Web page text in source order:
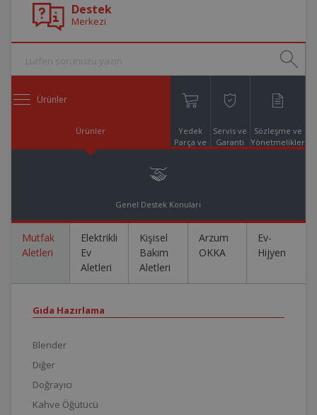
Destek
Merkezi
Ürünler
Ürünler
Yedek
Parça ve
Servis ve
Garanti
Sözleşme ve
Yönetmelikler
Genel Destek Konuları
Mutfak
Aletleri
Elektrikli
Ev
Aletleri
Kişisel
Bakım
Aletleri
Arzum
OKKA
Ev-
Hijyen
Gıda Hazırlama
Blender
Diğer
Doğrayıcı
Kahve Öğütücü